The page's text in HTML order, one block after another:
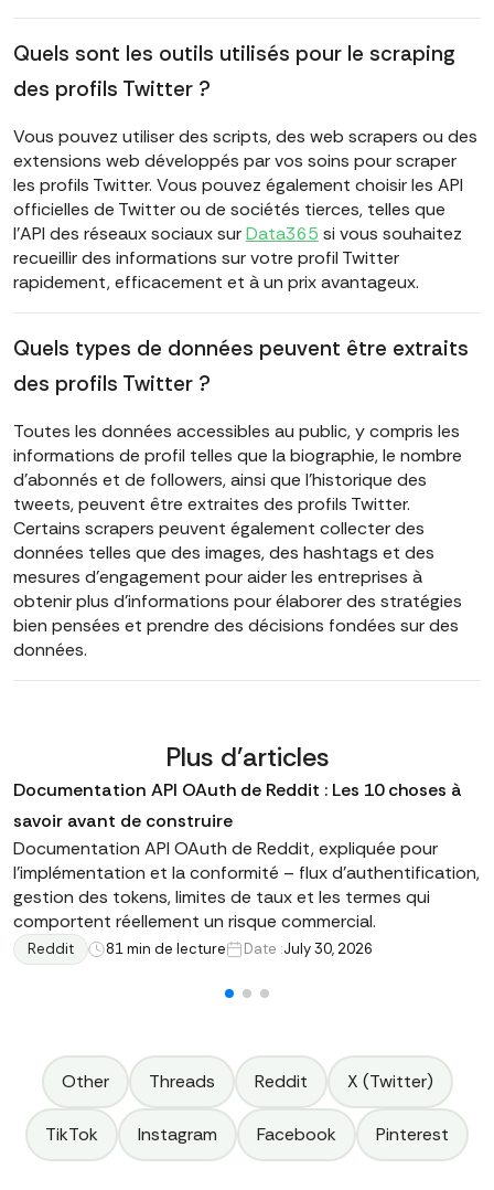
Quels sont les outils utilisés pour le scraping
des profils Twitter ?
Vous pouvez utiliser des scripts, des web scrapers ou des
extensions web développés par vos soins pour scraper
les profils Twitter. Vous pouvez également choisir les API
officielles de Twitter ou de sociétés tierces, telles que
l'API des réseaux sociaux surData365 si vous souhaitez
recueillir des informations sur votre profil Twitter
rapidement, efficacement et à un prix avantageux.
Quels types de données peuvent être extraits
des profils Twitter ?
Toutes les données accessibles au public, y compris les
informations de profil telles que la biographie, le nombre
d'abonnés et de followers, ainsi que l'historique des
tweets, peuvent être extraites des profils Twitter.
Certains scrapers peuvent également collecter des
données telles que des images, des hashtags et des
mesures d'engagement pour aider les entreprises à
obtenir plus d'informations pour élaborer des stratégies
bien pensées et prendre des décisions fondées sur des
données.
Plus d'articles
Documentation API OAuth de Reddit : Les 10 choses à
savoir avant de construire
Documentation API OAuth de Reddit, expliquée pour
l'implémentation et la conformité – flux d'authentification,
gestion des tokens, limites de taux et les termes qui
comportent réellement un risque commercial.
Reddit 81 min de lecture Date :July 30, 2026
Other Threads Reddit X (Twitter)
TikTok Instagram Facebook Pinterest